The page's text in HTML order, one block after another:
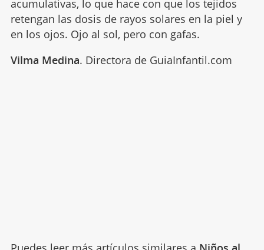
acumulativas, lo que hace con que los tejidos
retengan las dosis de rayos solares en la piel y
en los ojos. Ojo al sol, pero con gafas.
Vilma Medina. Directora de GuiaInfantil.com